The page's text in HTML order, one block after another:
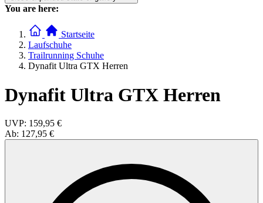
You are here:
Startseite
Laufschuhe
Trailrunning Schuhe
Dynafit Ultra GTX Herren
Dynafit Ultra GTX Herren
UVP: 159,95 €
Ab: 127,95 €